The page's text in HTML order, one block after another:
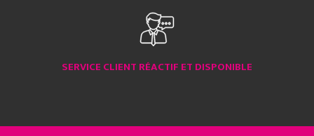
SERVICE CLIENT RÉACTIF ET DISPONIBLE